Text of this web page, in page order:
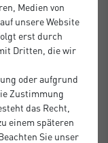
Medien von
unsere Website
erst durch
Dritten, die wir
oder aufgrund
Zustimmung
das Recht,
einem späteren
Sie unser